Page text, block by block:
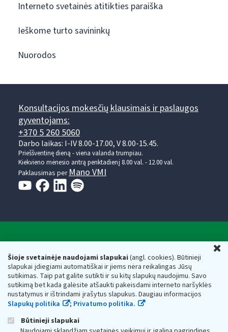
Šioje svetainėje naudojami slapukai(angl. cookies). Būtinieji
slapukai įdiegiami automatiškai ir jiems nėra reikalingas Jūsų
sutikimas. Taip pat galite sutikti ir su kitų slapukų naudojimu. Savo
sutikimą bet kada galėsite atšaukti pakeisdami interneto naršyklės
nustatymus ir ištrindami įrašytus slapukus. Daugiau informacijos
Slapukų politika
; Privatumo politika.
Būtinieji slapukai
Interneto svetainės atitikties paraiška
Ieškome turto savininkų
Nuorodos
Konsultacijos mokesčių klausimais ir paslaugos
gyventojams:
+370 5 260 5060
Darbo laikas: I-IV 8.00-17.00, V 8.00-15.45.
Prieššventinę dieną - viena valanda trumpiau.
Kiekvieno mėnesio antrą penktadienį 8.00 val. - 12.00 val.
Paklausimas perMano VMI
Valstybinė mokesčių inspekcija prie Lietuvos
Respublikos finansų ministerijos
Biudžetinė įstaiga. Juridinio asmens kodas — 188659752,
adresas: Vasario 16-osios g. 14, 01107 Vilnius, Lietuva, el.paštas:
vmi@vmi.lt , E. pristatymo dėžutės adresas 188659752
Duomenys apie Valstybinę mokesčių inspekciją prie Lietuvos
Respublikos finansų ministerijos kaupiami ir saugomi Juridinių